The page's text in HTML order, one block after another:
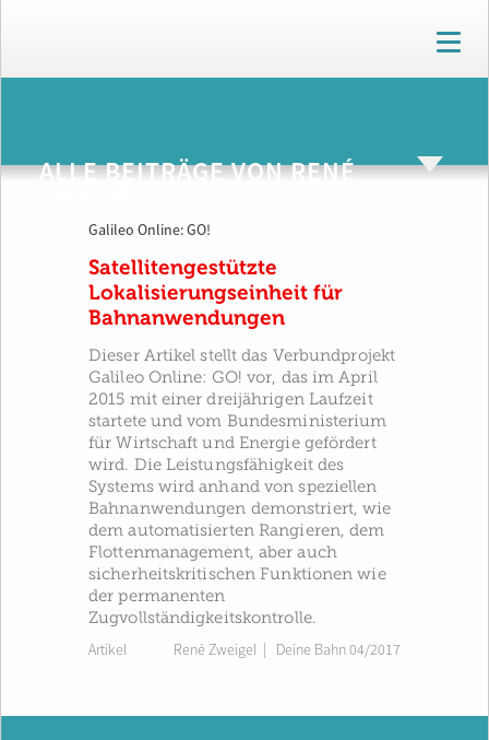
T
o
g
n
ALLE BEITRÄGE VON RENÉ
Galileo Online: GO!
Satellitengestützte
Lokalisierungseinheit für
Bahnanwendungen
Dieser Artikel stellt das Verbundprojekt
Galileo Online: GO! vor, das im April
2015 mit einer dreijährigen Laufzeit
startete und vom Bundesministerium
für Wirtschaft und Energie gefördert
wird. Die Leistungsfähigkeit des
Systems wird anhand von speziellen
Bahnanwendungen demonstriert, wie
dem automatisierten Rangieren, dem
Flottenmanagement, aber auch
sicherheitskritischen Funktionen wie
der permanenten
Zugvollständigkeitskontrolle.
Artikel René Zweigel Deine Bahn 04/2017